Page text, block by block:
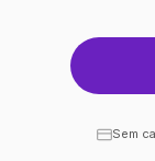
Sem